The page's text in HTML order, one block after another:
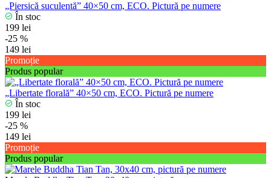
„Piersică suculentă” 40×50 cm, ECO. Pictură pe numere
În stoc
199 lei
-25 %
149 lei
Promoție
Produs popular
„Libertate florală” 40×50 cm, ECO. Pictură pe numere
În stoc
199 lei
-25 %
149 lei
Promoție
Produs popular